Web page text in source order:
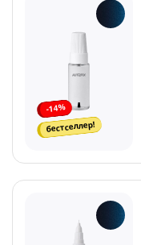
-14%
бестселлер!